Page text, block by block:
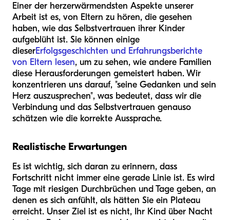
Einer der herzerwärmendsten Aspekte unserer
Arbeit ist es, von Eltern zu hören, die gesehen
haben, wie das Selbstvertrauen ihrer Kinder
aufgeblüht ist. Sie können einige
dieserErfolgsgeschichten und Erfahrungsberichte
von Eltern lesen, um zu sehen, wie andere Familien
diese Herausforderungen gemeistert haben. Wir
konzentrieren uns darauf, "seine Gedanken und sein
Herz auszusprechen", was bedeutet, dass wir die
Verbindung und das Selbstvertrauen genauso
schätzen wie die korrekte Aussprache.
Realistische Erwartungen
Es ist wichtig, sich daran zu erinnern, dass
Fortschritt nicht immer eine gerade Linie ist. Es wird
Tage mit riesigen Durchbrüchen und Tage geben, an
denen es sich anfühlt, als hätten Sie ein Plateau
erreicht. Unser Ziel ist es nicht, Ihr Kind über Nacht